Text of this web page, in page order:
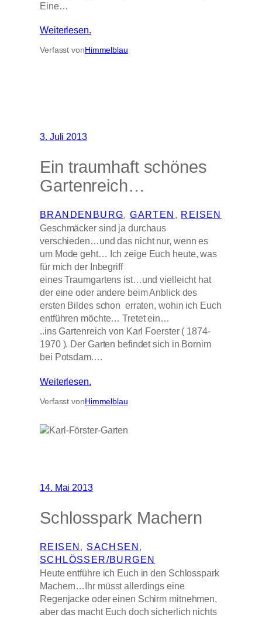
Eine…
Weiterlesen.
Verfasst vonHimmelblau
3. Juli 2013
Ein traumhaft schönes
Gartenreich…
BRANDENBURG, GARTEN , REISEN
Geschmäcker sind ja durchaus
verschieden…und das nicht nur, wenn es
um Mode geht… Ich zeige Euch heute, was
für mich der Inbegriff
eines Traumgartens ist…und vielleicht hat
der eine oder andere beim Anblick des
ersten Bildes schon erraten, wohin ich Euch
entführen möchte… Tretet ein…
..ins Gartenreich von Karl Foerster ( 1874-
1970 ). Der Garten befindet sich in Bornim
bei Potsdam.…
Weiterlesen.
Verfasst vonHimmelblau
14. Mai 2013
Schlosspark Machern
REISEN , SACHSEN
SCHLÖSSER/BURGEN
Heute entführe ich Euch in den Schlosspark
Machern…Ihr müsst allerdings eine
Regenjacke oder einen Schirm mitnehmen,
aber das macht Euch doch sicherlich nichts